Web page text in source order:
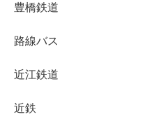
豊橋鉄道
路線バス
近江鉄道
近鉄